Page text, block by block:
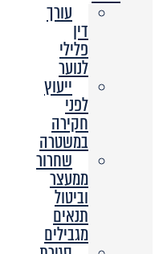
עורך
דין
פלילי
לנוער
ייעוץ
לפני
חקירה
במשטרה
שחרור
ממעצר
וביטול
תנאים
מגבילים